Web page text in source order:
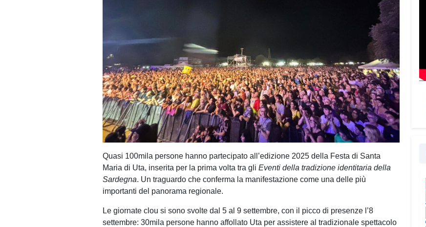
Quasi 100mila persone hanno partecipato all’edizione 2025 della Festa di Santa
Maria di Uta, inserita per la prima volta tra gli Eventi della tradizione identitaria della
Sardegna. Un traguardo che conferma la manifestazione come una delle più
importanti del panorama regionale.
Le giornate clou si sono svolte dal 5 al 9 settembre, con il picco di presenze l’8
settembre: 30mila persone hanno affollato Uta per assistere al tradizionale spettacolo